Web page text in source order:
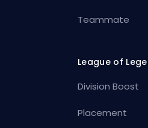
Teammate
League of
Division Boost
Placement